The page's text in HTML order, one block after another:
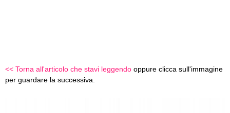
<< Torna all'articolo che stavi leggendo oppure clicca sull'immagine
per guardare la successiva.